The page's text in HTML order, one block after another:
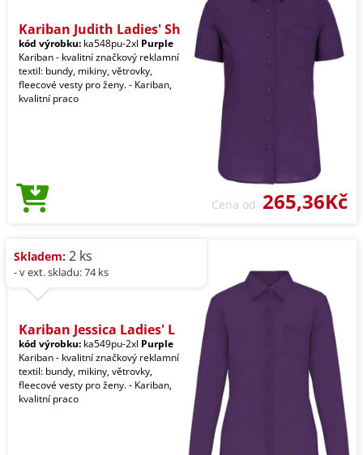
Kariban Judith Ladies' Sh
kód výrobku: ka548pu-2xl Purple
Kariban - kvalitní značkový reklamní
textil: bundy, mikiny, větrovky,
fleecové vesty pro ženy. - Kariban,
kvalitní praco
Cena od 265,36Kč
Skladem: 2 ks
- v ext. skladu: 74 ks
Kariban Jessica Ladies' L
kód výrobku: ka549pu-2xl Purple
Kariban - kvalitní značkový reklamní
textil: bundy, mikiny, větrovky,
fleecové vesty pro ženy. - Kariban,
kvalitní praco